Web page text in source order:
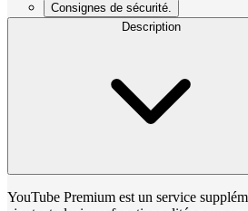
Consignes de sécurité.
Description
YouTube Premium est un service